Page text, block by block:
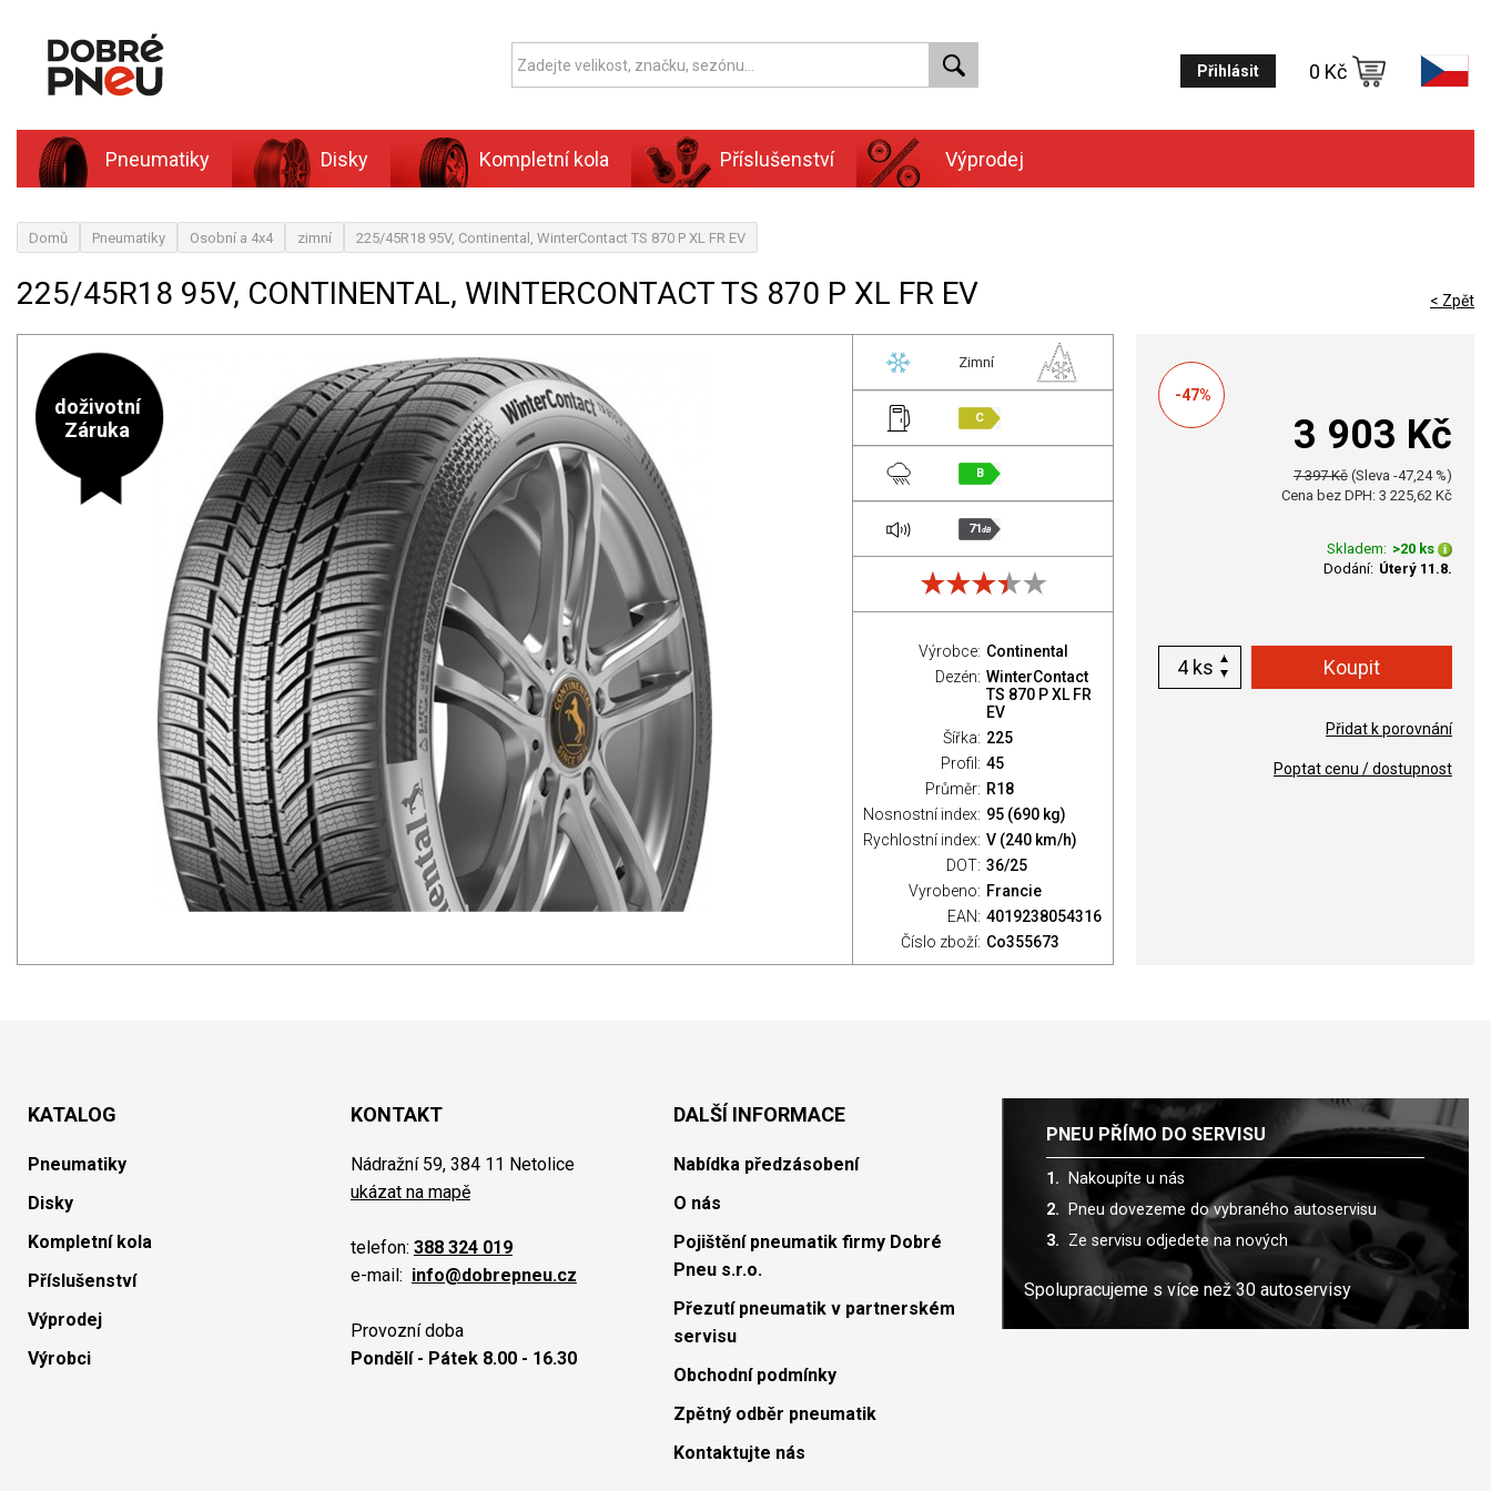
Přihlásit 0 Kč
Pneumatiky Disky Kompletní kola Příslušenství Výprodej
Domů Pneumatiky Osobní a 4x4 zimní 225/45R18 95V, Continental, WinterContact TS 870 P XL FR EV
225/45R18 95V, CONTINENTAL, WINTERCONTACT TS 870 P XL FR EV < Zpět
doživotní
Záruka
Zimní
C
B
71dB
Výrobce: Continental
Dezén: WinterContact
TS 870 P XL FR
EV
Šířka: 225
Profil: 45
Průměr: R18
Nosnostní index: 95 (690 kg)
Rychlostní index: V (240 km/h)
DOT: 36/25
Vyrobeno: Francie
EAN: 4019238054316
Číslo zboží: Co355673
-47%
3 903 Kč
7 397 Kč (Sleva -47,24 %)
Cena bez DPH: 3 225,62 Kč
Skladem: >20 ks
Dodání: Úterý 11.8.
ks
Přidat k porovnání
Poptat cenu / dostupnost
KATALOG
Pneumatiky
Disky
Kompletní kola
Příslušenství
Výprodej
Výrobci
KONTAKT
Nádražní 59, 384 11 Netolice
ukázat na mapě
telefon: 388 324 019
e-mail: info@dobrepneu.cz
Provozní doba
Pondělí - Pátek 8.00 - 16.30
DALŠÍ INFORMACE
Nabídka předzásobení
O nás
Pojištění pneumatik firmy Dobré
Pneu s.r.o.
Přezutí pneumatik v partnerském
servisu
Obchodní podmínky
Zpětný odběr pneumatik
Kontaktujte nás
PNEU PŘÍMO DO SERVISU
Nakoupíte u nás
Pneu dovezeme do vybraného autoservisu
Ze servisu odjedete na nových
Spolupracujeme s více než 30 autoservisy